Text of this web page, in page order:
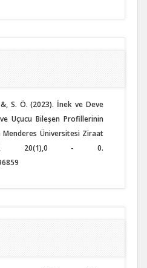
S. Ö. (2023). İnek ve Deve
Uçucu Bileşen Profillerinin
Menderes Üniversitesi Ziraat
20(1),0 - 0.